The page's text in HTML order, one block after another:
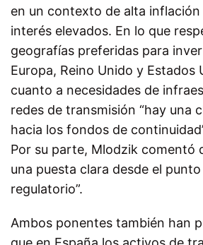
en un contexto de alta
interés elevados. En lo que
geografías preferidas para
Europa, Reino Unido y Estados
cuanto a necesidades de
redes de transmisión “hay una
hacia los fondos de
Por su parte, Mlodzik comentó
una puesta clara desde el
regulatorio”.
Ambos ponentes también han